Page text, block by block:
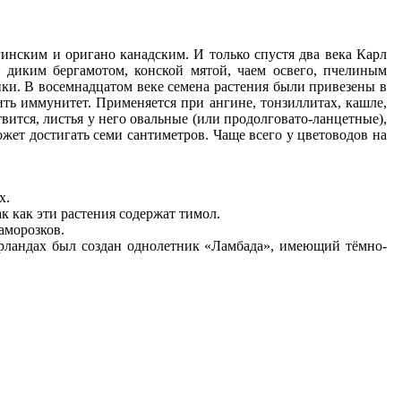
и оригано канадским. И только спустя два века Карл
бергамотом, конской мятой, чаем освего, пчелиным
В восемнадцатом веке семена растения были привезены в
иммунитет. Применяется при ангине, тонзиллитах, кашле,
листья у него овальные (или продолговато-ланцетные),
достигать семи сантиметров. Чаще всего у цветоводов на
как эти растения содержат тимол.
был создан однолетник «Ламбада», имеющий тёмно-